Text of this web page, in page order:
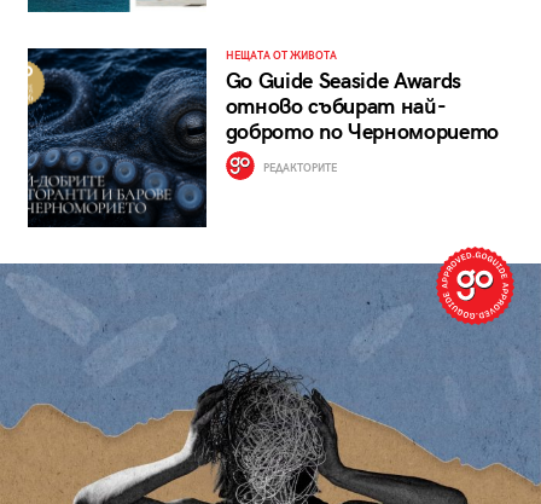
НЕЩАТА ОТ ЖИВОТА
Go Guide Seaside Awards
отново събират най-
доброто по Черноморието
РЕДАКТОРИТЕ